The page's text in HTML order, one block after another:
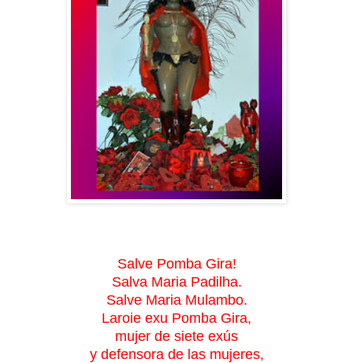
Salve Pomba Gira!
Salva Maria Padilha.
Salve Maria Mulambo.
Laroie exu Pomba Gira,
mujer de siete exús
y defensora de las mujeres,